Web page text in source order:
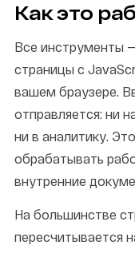
Как это
Все инструменты
страницы с
вашем браузере.
отправляется: ни
ни в аналитику.
обрабатывать
внутренние
На большинстве
пересчитывается